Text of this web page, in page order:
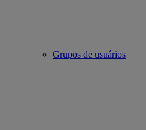
Grupos de usuários